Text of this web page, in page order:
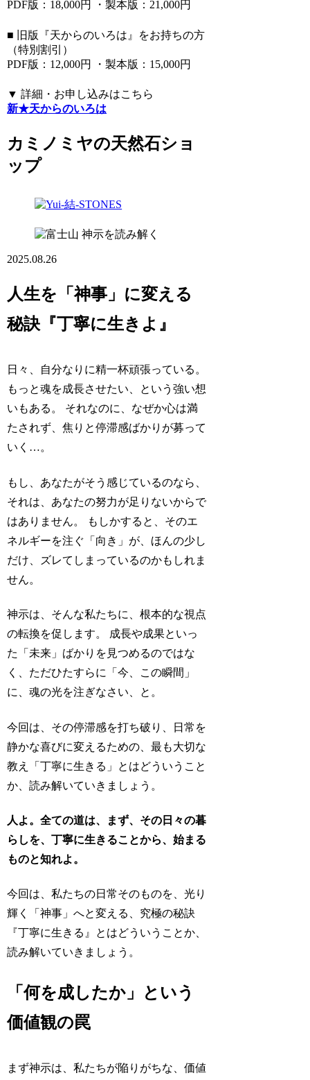
PDF版：18,000円 ・製本版：21,000円
■ 旧版『天からのいろは』をお持ちの方
（特別割引）
PDF版：12,000円 ・製本版：15,000円
▼ 詳細・お申し込みはこちら
新★天からのいろは
カミノミヤの天然石ショ
ップ
神示を読み解く
2025.08.26
人生を「神事」に変える
秘訣『丁寧に生きよ』
日々、自分なりに精一杯頑張っている。
もっと魂を成長させたい、という強い想
いもある。 それなのに、なぜか心は満
たされず、焦りと停滞感ばかりが募って
いく…。
もし、あなたがそう感じているのなら、
それは、あなたの努力が足りないからで
はありません。 もしかすると、そのエ
ネルギーを注ぐ「向き」が、ほんの少し
だけ、ズレてしまっているのかもしれま
せん。
神示は、そんな私たちに、根本的な視点
の転換を促します。 成長や成果といっ
た「未来」ばかりを見つめるのではな
く、ただひたすらに「今、この瞬間」
に、魂の光を注ぎなさい、と。
今回は、その停滞感を打ち破り、日常を
静かな喜びに変えるための、最も大切な
教え「丁寧に生きる」とはどういうこと
か、読み解いていきましょう。
人よ。全ての道は、まず、その日々の暮
らしを、丁寧に生きることから、始まる
ものと知れよ。
今回は、私たちの日常そのものを、光り
輝く「神事」へと変える、究極の秘訣
『丁寧に生きる』とはどういうことか、
読み解いていきましょう。
「何を成したか」という
価値観の罠
まず神示は、私たちが陥りがちな、価値